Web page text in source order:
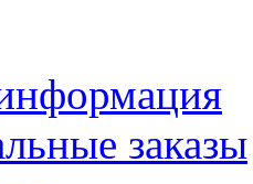
заказы